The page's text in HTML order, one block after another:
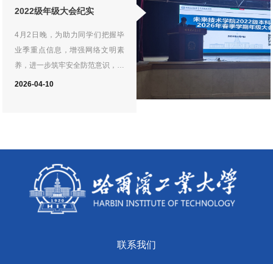
时代内涵。讲解过程中，志愿者耐
心引导、认真答疑，用青年视角阐
释历史启示，以青春担当传承红色
薪火。大家在聆听中深受触动，在
铭记中坚定信念，纷纷表示将勿忘
斗之我扛起时代使命。
参观学习与实践交流活动。双方围
绕劳动教育实践、生态文明建设、
学生骨干培养等主题深入交流，在
沉浸式体验与实地研学中，共探劳
动育人新路径，共话生态使命新担
筹安排下，未来技术学院师生先后
2022级年级大会纪实
4月2日晚，为助力同学们把握毕
业季重点信息，增强网络文明素
养，进一步筑牢安全防范意识，全
力营造安全、整洁、有序的学习生
围绕毕业时间节点安排、毕业审核
要点、安全注意事项、网络文明与
安全行为规范主题教育、防诈骗教
结合自身实际情况，科学规划毕业
2026-04-10
联系我们